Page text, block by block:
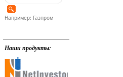
Например: Газпром
Наши продукты: